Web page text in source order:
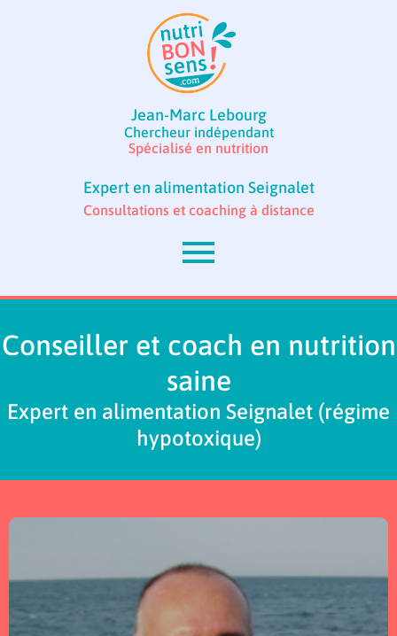
Jean-Marc Lebourg
Chercheur indépendant
Spécialisé en nutrition
Expert en alimentation Seignalet
Consultations et coaching à distance
Conseiller et coach en nutrition
saine
Expert en alimentation Seignalet (régime
hypotoxique)